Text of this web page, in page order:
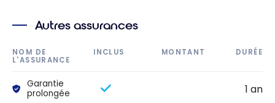
Autres assurances
NOM DE
L'ASSURANCE
INCLUS MONTANT DURÉE
Garantie
prolongée
1 an